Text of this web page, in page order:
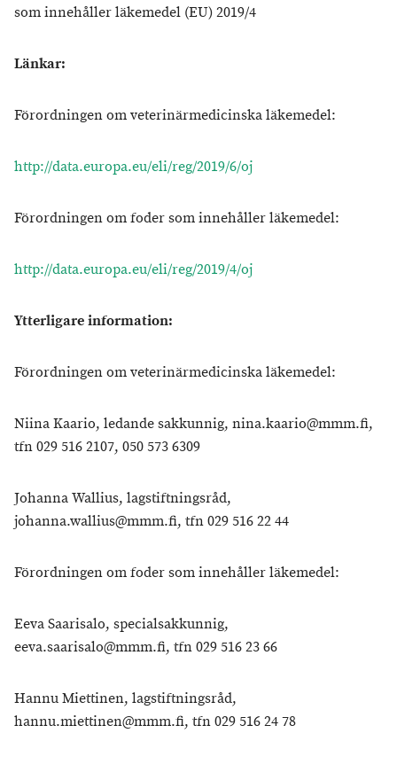
som innehåller läkemedel (EU) 2019/4
Länkar:
Förordningen om veterinärmedicinska läkemedel:
http://data.europa.eu/eli/reg/2019/6/oj
Förordningen om foder som innehåller läkemedel:
http://data.europa.eu/eli/reg/2019/4/oj
Ytterligare information:
Förordningen om veterinärmedicinska läkemedel:
Niina Kaario, ledande sakkunnig, nina.kaario@mmm.fi,
tfn 029 516 2107, 050 573 6309
Johanna Wallius, lagstiftningsråd,
johanna.wallius@mmm.fi, tfn 029 516 22 44
Förordningen om foder som innehåller läkemedel:
Eeva Saarisalo, specialsakkunnig,
eeva.saarisalo@mmm.fi, tfn 029 516 23 66
Hannu Miettinen, lagstiftningsråd,
hannu.miettinen@mmm.fi, tfn 029 516 24 78